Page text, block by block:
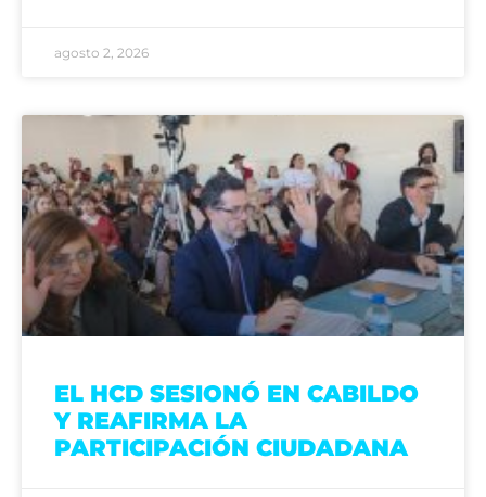
agosto 2, 2026
EL HCD SESIONÓ EN CABILDO
Y REAFIRMA LA
PARTICIPACIÓN CIUDADANA